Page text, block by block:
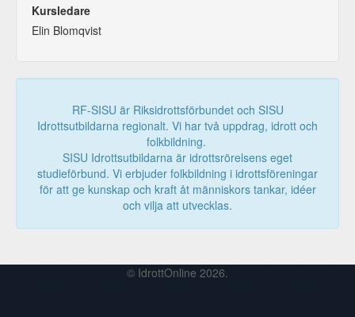
Kursledare
Elin Blomqvist
RF-SISU är Riksidrottsförbundet och SISU
Idrottsutbildarna regionalt. Vi har två uppdrag, idrott och
folkbildning.
SISU Idrottsutbildarna är idrottsrörelsens eget
studieförbund. Vi erbjuder folkbildning i idrottsföreningar
för att ge kunskap och kraft åt människors tankar, idéer
och vilja att utvecklas.
© IdrottOnline 2026.